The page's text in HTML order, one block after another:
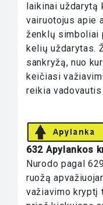
laikinai uždarytą
vairuotojus apie
ženklų simboliai
kelių uždarytas.
sankryžą, nuo
keičiasi
reikia
632 Apylankos
Nurodo pagal
ruožą
važiavimo kryptį